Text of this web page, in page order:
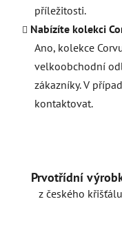
příležitosti.
Nabízíte kolekci
Ano, kolekce
velkoobchodní
zákazníky. V
kontaktovat.
Prvotřídní
z českého křišťálu